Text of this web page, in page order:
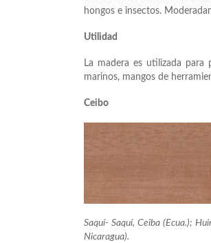
hongos e insectos.
Utilidad
La madera es utilizada para
marinos, mangos de
Ceibo
Saquí- Saquí, Ceiba (Ecua.);
Nicaragua).